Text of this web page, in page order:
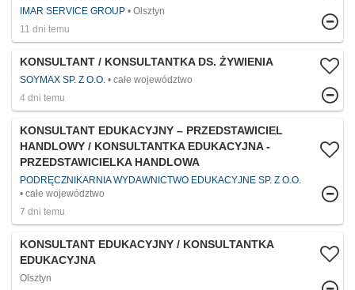
IMAR SERVICE GROUP
Olsztyn
11 dni temu
KONSULTANT / KONSULTANTKA DS. ŻYWIENIA
SOYMAX SP. Z O.O.
całe województwo
4 dni temu
KONSULTANT EDUKACYJNY – PRZEDSTAWICIEL
HANDLOWY / KONSULTANTKA EDUKACYJNA -
PRZEDSTAWICIELKA HANDLOWA
PODRĘCZNIKARNIA WYDAWNICTWO EDUKACYJNE SP. Z O.O.
całe województwo
7 dni temu
KONSULTANT EDUKACYJNY / KONSULTANTKA
EDUKACYJNA
Olsztyn